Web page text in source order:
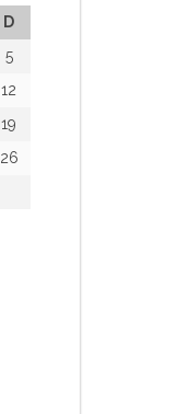
D
5
12
19
26